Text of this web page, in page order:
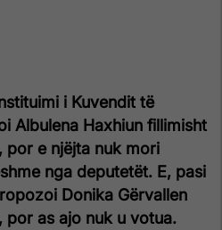
i Kuvendit të
Albulena Haxhiun fillimisht
por e njëjta nuk mori
nga deputetët. E, pasi
Donika Gërvallen
as ajo nuk u votua.